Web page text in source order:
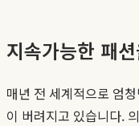
지속가능한 패
매년 전 세계적으로 엄
이 버려지고 있습니다.